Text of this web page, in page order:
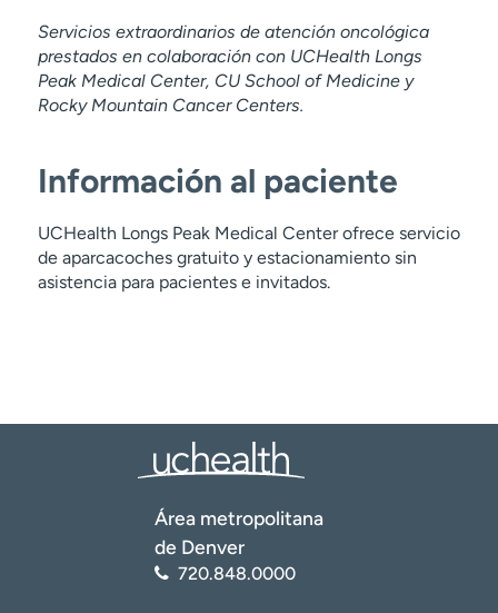
Servicios extraordinarios de atención oncológica
prestados en colaboración con UCHealth Longs
Peak Medical Center, CU School of Medicine y
Rocky Mountain Cancer Centers.
Información al paciente
UCHealth Longs Peak Medical Center ofrece servicio
de aparcacoches gratuito y estacionamiento sin
asistencia para pacientes e invitados.
Área metropolitana
de Denver
720.848.0000